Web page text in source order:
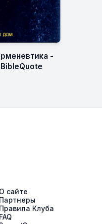
-
О сайте
Партнеры
Правила Клуба
FAQ